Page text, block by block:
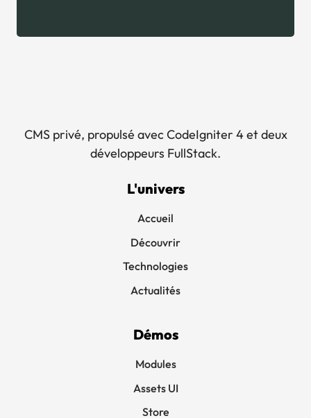
CMS privé, propulsé avec CodeIgniter 4 et deux
développeurs FullStack.
L'univers
Accueil
Découvrir
Technologies
Actualités
Démos
Modules
Assets UI
Store